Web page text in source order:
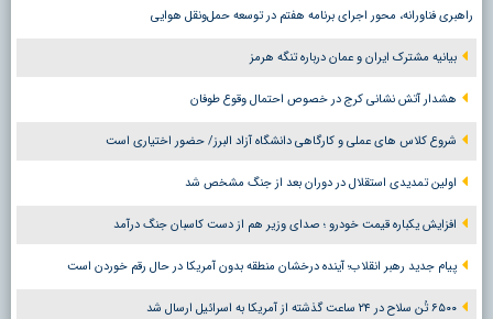
راهبری فناورانه، محور اجرای برنامه هفتم در توسعه حمل‌ونقل هوایی
بیانیه مشترک ایران و عمان درباره تنگه هرمز
هشدار آتش نشانی کرج در خصوص احتمال وقوع طوفان
شروع کلاس های عملی و کارگاهی دانشگاه آزاد البرز/ حضور اختیاری است
اولین تمدیدی استقلال در دوران بعد از جنگ مشخص شد
افزایش یکباره قیمت خودرو ؛ صدای وزیر هم از دست کاسبان جنگ درآمد
پیام جدید رهبر انقلاب؛ آینده درخشان منطقه بدون آمریکا در حال رقم خوردن است
۶۵۰۰ تُن سلاح در ۲۴ ساعت گذشته از آمریکا به اسرائیل ارسال شد